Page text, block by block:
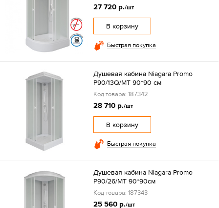
27 720 р./шт
В корзину
Быстрая покупка
Душевая кабина Niagara Promo
P90/13Q/MT 90*90 см
Код товара: 187342
28 710 р./шт
В корзину
Быстрая покупка
Душевая кабина Niagara Promo
P90/26/MT 90*90см
Код товара: 187343
25 560 р./шт